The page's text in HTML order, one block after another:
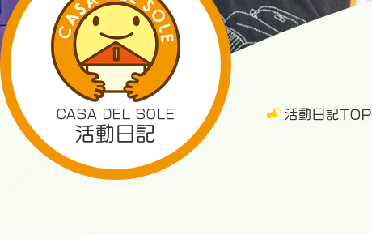
CASA DEL SOLE
活動日記
活動日記TOP